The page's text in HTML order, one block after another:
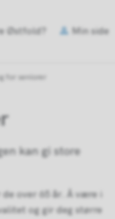
Østfold? Min side
for seniorer
kan gi store
over 65 år. Å være i
og gir deg større